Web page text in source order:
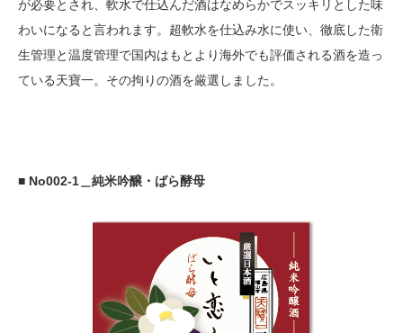
が必要とされ、軟水で仕込んだ酒はなめらかでスッキリとした味
わいになると言われます。超軟水を仕込み水に使い、徹底した衛
生管理と温度管理で国内はもとより海外でも評価される酒を造っ
ている天寶一。その拘りの酒を厳選しました。
■ No002-1＿純米吟醸・ばら酵母